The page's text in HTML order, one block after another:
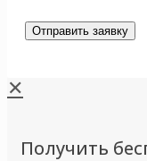
✕
Получить